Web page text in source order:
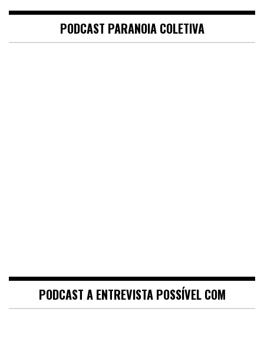
PODCAST PARANOIA COLETIVA
PODCAST A ENTREVISTA POSSÍVEL COM